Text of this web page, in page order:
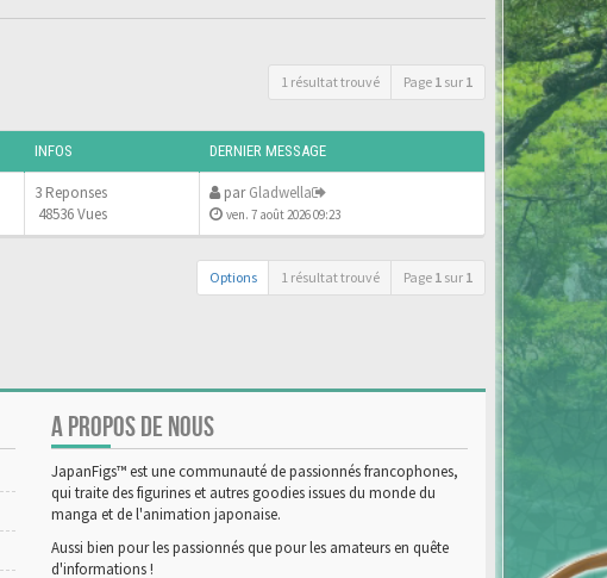
1 résultat trouvé Page 1 sur 1
INFOS DERNIER MESSAGE
3 Reponses
48536 Vues
parGladwella
ven. 7 août 2026 09:23
Options 1 résultat trouvé Page 1 sur 1
A PROPOS DE NOUS
JapanFigs™ est une communauté de passionnés francophones,
qui traite des figurines et autres goodies issues du monde du
manga et de l'animation japonaise.
Aussi bien pour les passionnés que pour les amateurs en quête
d'informations !